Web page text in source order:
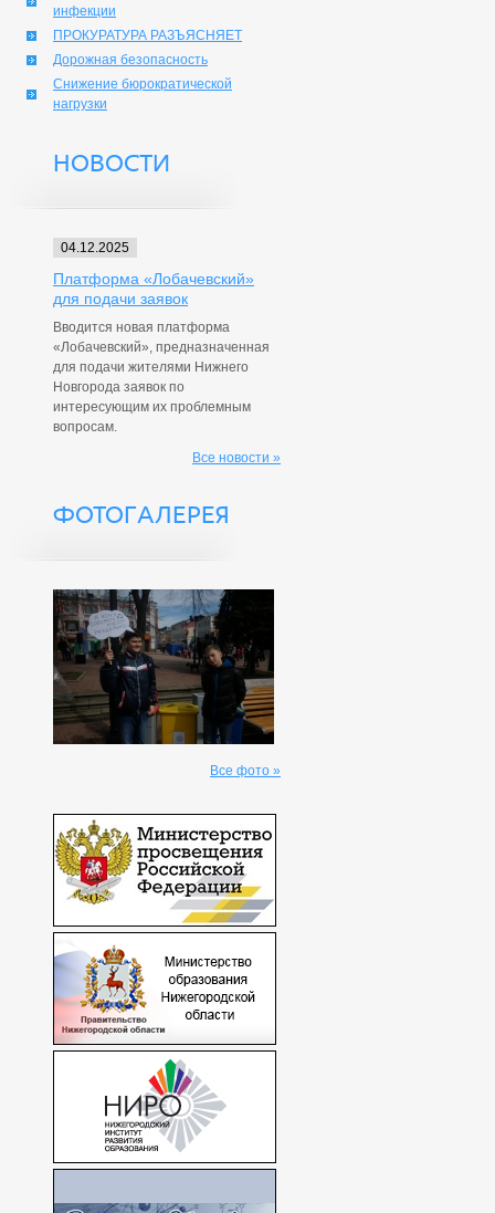
инфекции
ПРОКУРАТУРА РАЗЪЯСНЯЕТ
Дорожная безопасность
Снижение бюрократической
нагрузки
НОВОСТИ
04.12.2025
Платформа «Лобачевский»
для подачи заявок
Вводится новая платформа
«Лобачевский», предназначенная
для подачи жителями Нижнего
Новгорода заявок по
интересующим их проблемным
вопросам.
Все новости »
ФОТОГАЛЕРЕЯ
Все фото »